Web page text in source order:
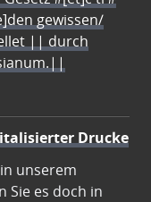
gewissen/
|| durch
Drucke
unserem
Sie es doch in